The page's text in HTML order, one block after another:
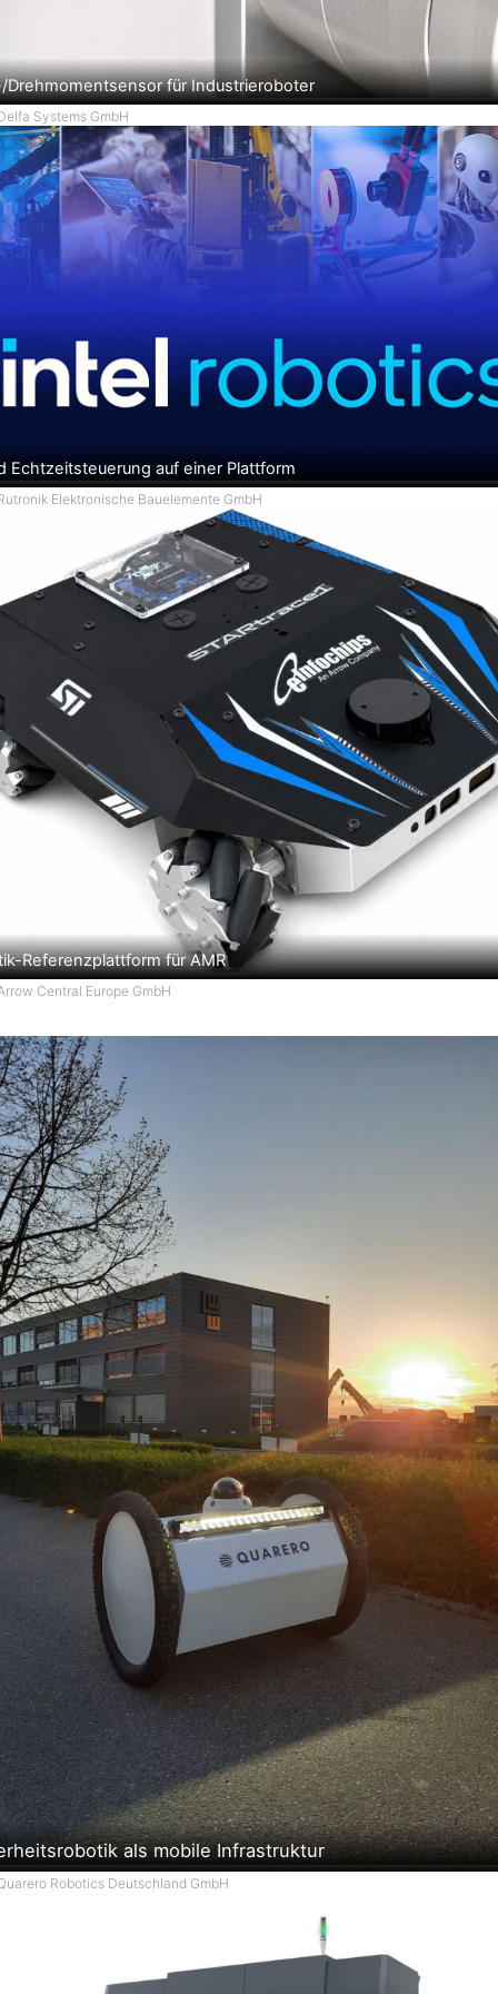
Drehmomentsensor für Industrieroboter
Systems GmbH
Echtzeitsteuerung auf einer Plattform
Elektronische Bauelemente GmbH
Referenzplattform für AMR
Central Europe GmbH
als mobile Infrastruktur
Robotics Deutschland GmbH